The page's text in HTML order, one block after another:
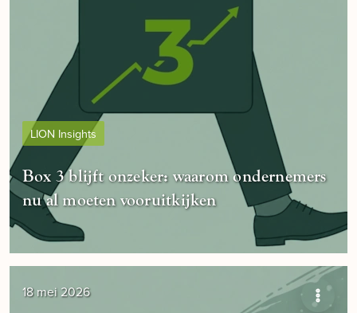
LION Insights
Box 3 blijft onzeker: waarom ondernemers
nu al moeten vooruitkijken
18 mei 2026